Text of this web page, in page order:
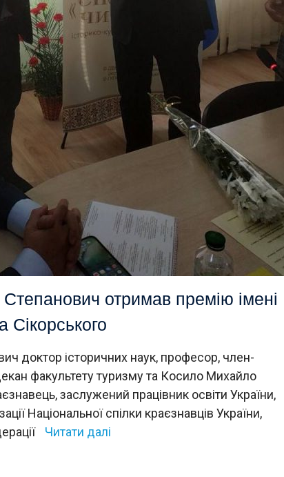
отримав премію імені
Сікорського
доктор історичних наук, професор, член-
факультету туризму та Косило Михайло
заслужений працівник освіти України,
Національної спілки краєзнавців України,
Читати далі